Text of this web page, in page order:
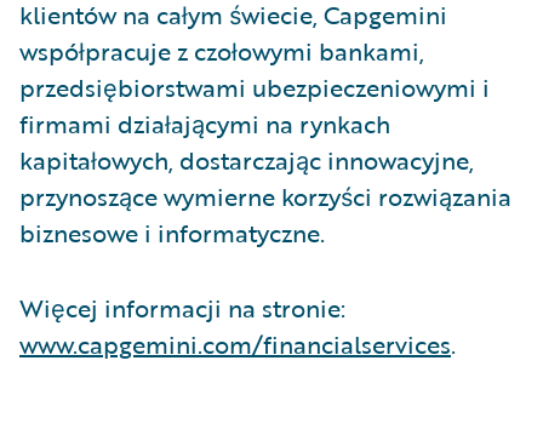
klientów na całym świecie, Capgemini
współpracuje z czołowymi bankami,
przedsiębiorstwami ubezpieczeniowymi i
firmami działającymi na rynkach
kapitałowych, dostarczając innowacyjne,
przynoszące wymierne korzyści rozwiązania
biznesowe i informatyczne.
Więcej informacji na stronie:
www.capgemini.com/financialservices.